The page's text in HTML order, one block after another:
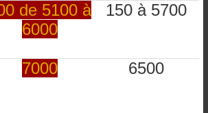
de 5100 à
6000
150 à 5700
7000 6500